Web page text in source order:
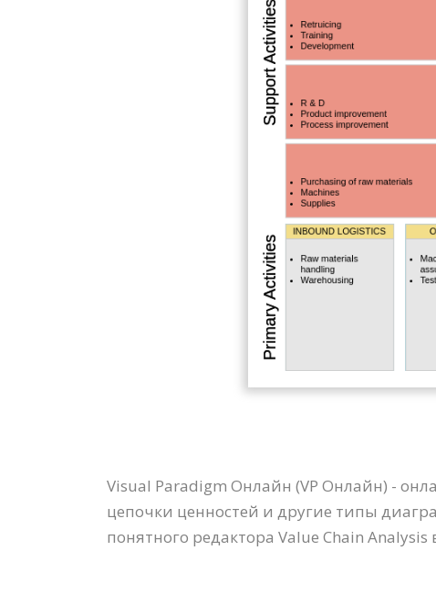
Visual Paradigm Онлайн (VP Онлайн) -
цепочки ценностей и другие типы
понятного редактора Value Chain